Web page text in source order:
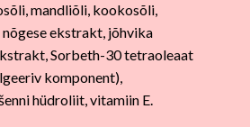
mandliõli, kookosõli,
ekstrakt, jõhvika
Sorbeth-30 tetraoleaat
komponent),
hüdroliit, vitamiin E.